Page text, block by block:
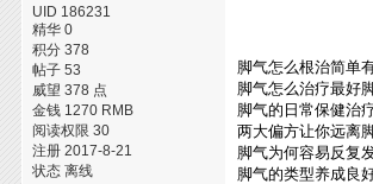
UID 186231
精华 0
积分 378
帖子 53
威望 378 点
金钱 1270 RMB
阅读权限 30
注册 2017-8-21
状态 离线
脚气怎么根治简单
脚气怎么治疗最好
脚气的日常保健治
两大偏方让你远离
脚气为何容易反复
脚气的类型养成良